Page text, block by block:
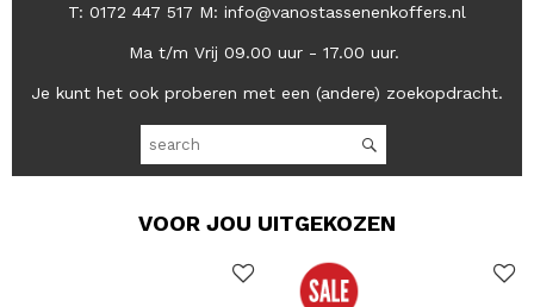
T: 0172 447 517 M: info@vanostassenenkoffers.nl
Ma t/m Vrij 09.00 uur - 17.00 uur.
Je kunt het ook proberen met een (andere) zoekopdracht.
VOOR JOU UITGEKOZEN